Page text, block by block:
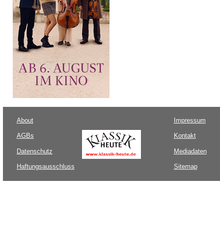
About
AGBs
Datenschutz
Haftungsausschluss
Impressum
Kontakt
Mediadaten
Sitemap